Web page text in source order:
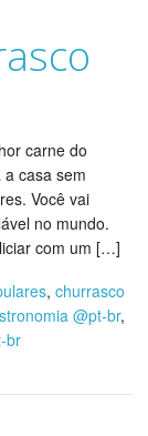
carne do
casa sem
Você vai
no mundo.
com um […]
, churrasco
@pt-br,
br